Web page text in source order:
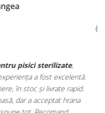
găsesc nu
farmacia veterinară:
de îngrijire. Este foarte
pentru animalul meu